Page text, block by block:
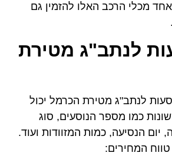
מכלי הרכב האלו להזמין גם
לנתב"ג מטירת
לנתב"ג מטירת הכרמל יכול
כמו מספר הנוסעים, סוג
הנסיעה, כמות המזוודות ועוד.
המחירים: